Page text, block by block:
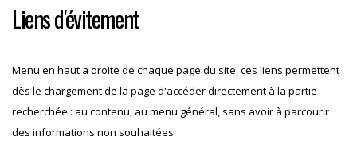
Liens d'évitement
Menu en haut a droite de chaque page du site, ces liens permettent
dès le chargement de la page d'accéder directement à la partie
recherchée : au contenu, au menu général, sans avoir à parcourir
des informations non souhaitées.